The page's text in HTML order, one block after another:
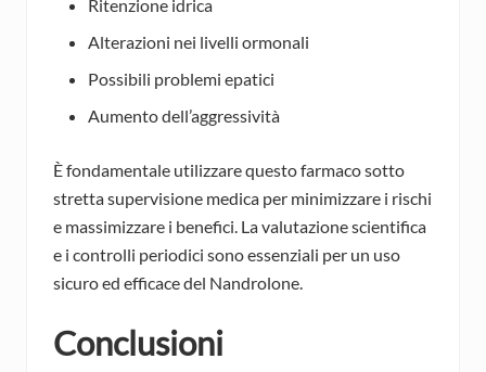
Ritenzione idrica
Alterazioni nei livelli ormonali
Possibili problemi epatici
Aumento dell’aggressività
È fondamentale utilizzare questo farmaco sotto
stretta supervisione medica per minimizzare i rischi
e massimizzare i benefici. La valutazione scientifica
e i controlli periodici sono essenziali per un uso
sicuro ed efficace del Nandrolone.
Conclusioni